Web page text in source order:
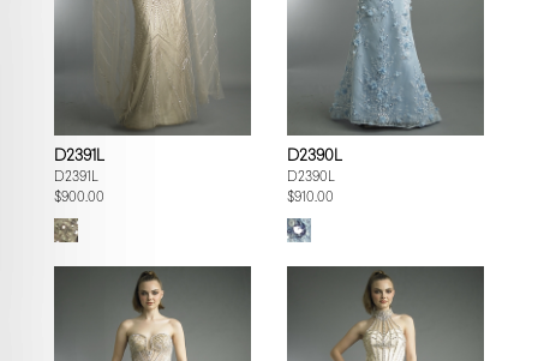
D2391L
D2391L
$900.00
D2390L
D2390L
$910.00